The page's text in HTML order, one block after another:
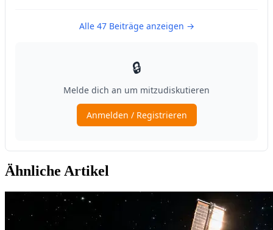
Ähnliche Artikel